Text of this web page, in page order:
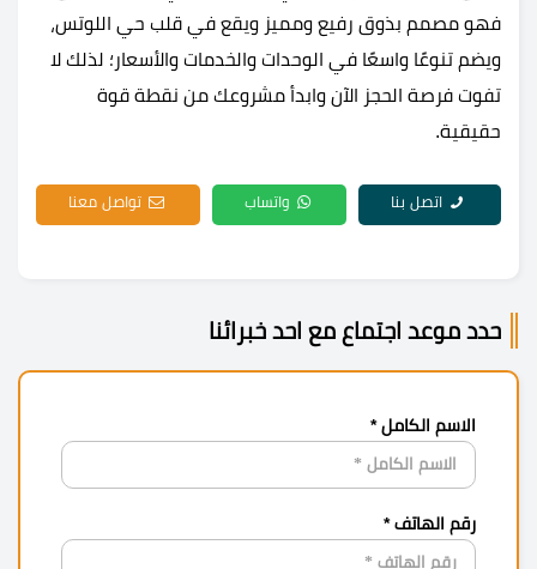
فهو مصمم بذوق رفيع ومميز ويقع في قلب حي اللوتس،
ويضم تنوعًا واسعًا في الوحدات والخدمات والأسعار؛ لذلك لا
تفوت فرصة الحجز الآن وابدأ مشروعك من نقطة قوة
حقيقية.
اتصل بنا واتساب تواصل معنا
حدد موعد اجتماع مع احد خبرائنا
الاسم الكامل *
رقم الهاتف *